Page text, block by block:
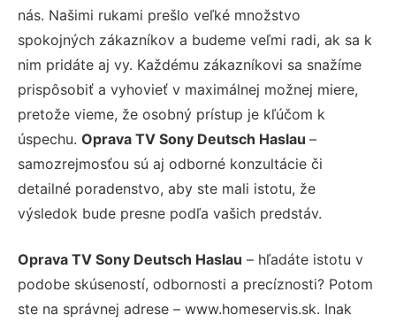
nás. Našimi rukami prešlo veľké množstvo
spokojných zákazníkov a budeme veľmi radi, ak sa k
nim pridáte aj vy. Každému zákazníkovi sa snažíme
prispôsobiť a vyhovieť v maximálnej možnej miere,
pretože vieme, že osobný prístup je kľúčom k
úspechu. Oprava TV Sony Deutsch Haslau –
samozrejmosťou sú aj odborné konzultácie či
detailné poradenstvo, aby ste mali istotu, že
výsledok bude presne podľa vašich predstáv.
Oprava TV Sony Deutsch Haslau – hľadáte istotu v
podobe skúseností, odbornosti a precíznosti? Potom
ste na správnej adrese – www.homeservis.sk. Inak